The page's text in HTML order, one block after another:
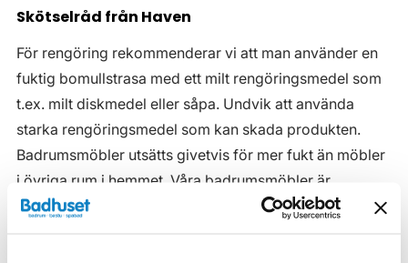
Skötselråd från Haven
För rengöring rekommenderar vi att man använder en
fuktig bomullstrasa med ett milt rengöringsmedel som
t.ex. milt diskmedel eller såpa. Undvik att använda
starka rengöringsmedel som kan skada produkten.
Badrumsmöbler utsätts givetvis för mer fukt än möbler
i övriga rum i hemmet. Våra badrumsmöbler är
anpassade för badrummet och gjorda i fukttåliga